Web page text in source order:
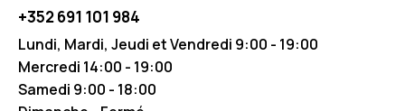
+352 691 101 984
Lundi, Mardi, Jeudi et Vendredi 9:00 - 19:00
Mercredi 14:00 - 19:00
Samedi 9:00 - 18:00